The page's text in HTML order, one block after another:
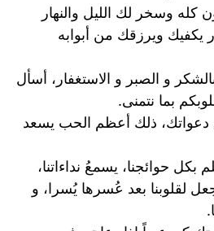
كله وسخر لك الليل والنهار
يكفيك ويرزقك من أبوابه
و الصبر و الاستغفار، أسأل
بما نتمنى.
ذلك أعظم الحب يسعد
بكل حوائجنا، يسمعُ نداءاتنا،
لقلوبنا بعد عُسرها يُسرا، و